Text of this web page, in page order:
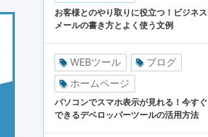
お客様とのやり取りに役立つ！ビジネス
メールの書き方とよく使う文例
WEBツール
ブログ
ホームページ
パソコンでスマホ表示が見れる！今すぐ
できるデベロッパーツールの活用方法